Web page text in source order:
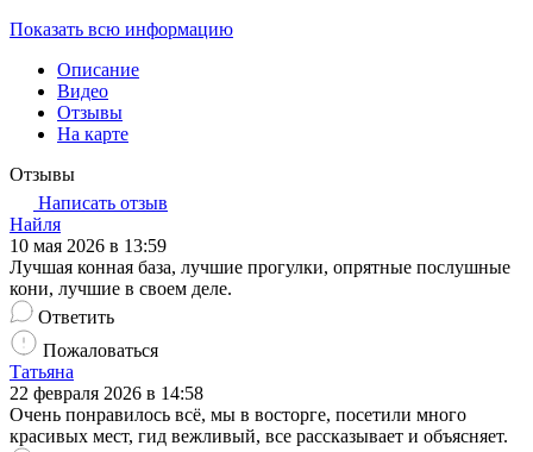
Показать всю информацию
Описание
Видео
Отзывы
На карте
Отзывы
Написать отзыв
Найля
10 мая 2026 в 13:59
Лучшая конная база, лучшие прогулки, опрятные послушные
кони, лучшие в своем деле.
Ответить
Пожаловаться
Татьяна
22 февраля 2026 в 14:58
Очень понравилось всё, мы в восторге, посетили много
красивых мест, гид вежливый, все рассказывает и объясняет.